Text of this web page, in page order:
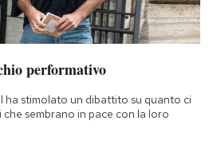
performativo
ha stimolato un dibattito su quanto ci
che sembrano in pace con la loro